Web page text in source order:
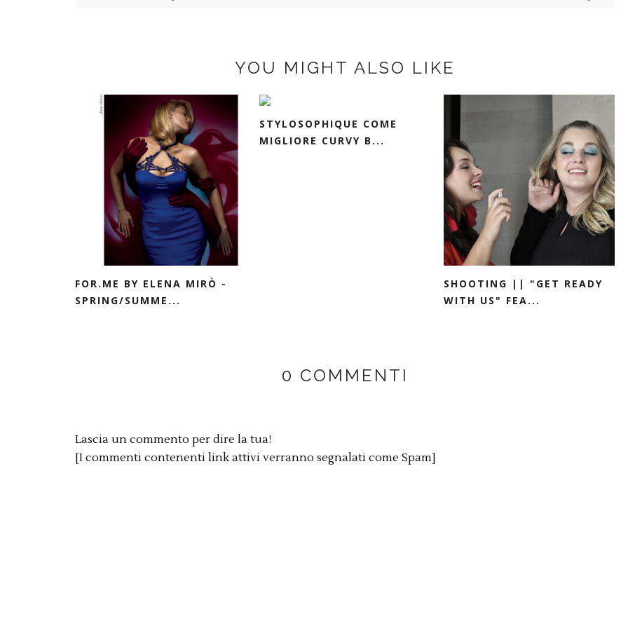
YOU MIGHT ALSO LIKE
FOR.ME BY ELENA MIRÒ -
SPRING/SUMME...
STYLOSOPHIQUE COME
MIGLIORE CURVY B...
SHOOTING || "GET READY
WITH US" FEA...
0 COMMENTI
Lascia un commento per dire la tua!
[I commenti contenenti link attivi verranno segnalati come Spam]